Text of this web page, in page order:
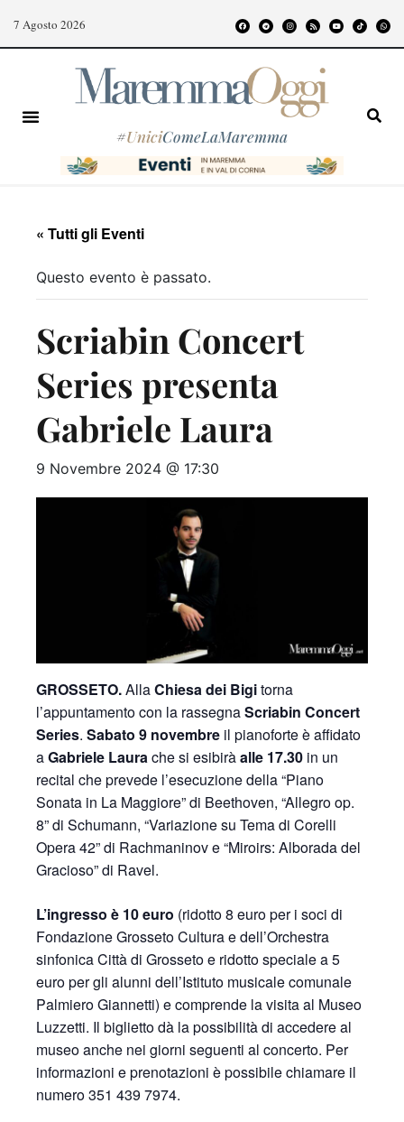
7 Agosto 2026
#UniciComeLaMaremma
« Tutti gli Eventi
Questo evento è passato.
Scriabin Concert
Series presenta
Gabriele Laura
9 Novembre 2024 @ 17:30
GROSSETO.AllaChiesa dei Bigitorna
l’appuntamento con la rassegnaScriabin Concert
Series. Sabato 9 novembre il pianoforte è affidato
aGabriele Laurache si esibiràalle 17.30 in un
recital che prevede l’esecuzione della “Piano
Sonata in La Maggiore” di Beethoven, “Allegro op.
8” di Schumann, “Variazione su Tema di Corelli
Opera 42” di Rachmaninov e “Miroirs: Alborada del
Gracioso” di Ravel.
L’ingresso è 10 euro (ridotto 8 euro per i soci di
Fondazione Grosseto Cultura e dell’Orchestra
sinfonica Città di Grosseto e ridotto speciale a 5
euro per gli alunni dell’Istituto musicale comunale
Palmiero Giannetti) e comprende la visita al Museo
Luzzetti. Il biglietto dà la possibilità di accedere al
museo anche nei giorni seguenti al concerto. Per
informazioni e prenotazioni è possibile chiamare il
numero 351 439 7974.